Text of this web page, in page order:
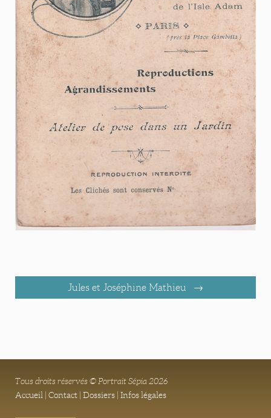
Jules et Joséphine Mathieu
Tous droits réservés © Portrait Sépia 2026
Accueil
Contact Dossiers Infos légales